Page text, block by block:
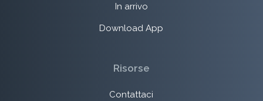
In arrivo
Download App
Risorse
Contattaci